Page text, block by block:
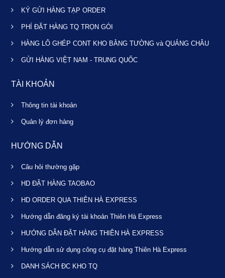
KÝ GỬI HÀNG TẠP ORDER
PHÍ ĐẶT HÀNG TQ TRỌN GÓI
HÀNG LÔ GHÉP CONT KHO BẰNG TƯỜNG và QUẢNG CHÂU
GỬI HÀNG VIỆT NAM - TRUNG QUỐC
TÀI KHOẢN
Thông tin tài khoản
Quản lý đơn hàng
HƯỚNG DẪN
Câu hỏi thường gặp
HD ĐẶT HÀNG TAOBAO
HD ORDER QUA THIÊN HÀ EXPRESS
Hướng dẫn đăng ký tài khoản Thiên Hà Express
HƯỚNG DẪN ĐẶT HÀNG THIÊN HÀ EXPRESS
Hướng dẫn sử dụng công cụ đặt hàng Thiên Hà Express
DANH SÁCH ĐC KHO TQ